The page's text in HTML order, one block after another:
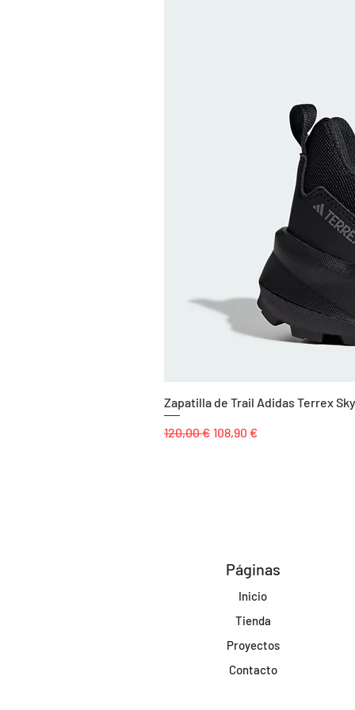
Zapatilla de Trail Adidas Terrex
Precio
120,00 € Precio de oferta
108,90 €
Páginas
Inicio
Tienda
Proyectos
Contacto